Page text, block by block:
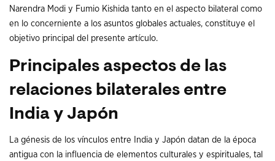
Narendra Modi y Fumio Kishida tanto en el aspecto bilateral como
en lo concerniente a los asuntos globales actuales, constituye el
objetivo principal del presente artículo.
Principales aspectos de las
relaciones bilaterales entre
India y Japón
La génesis de los vínculos entre India y Japón datan de la época
antigua con la influencia de elementos culturales y espirituales, tal